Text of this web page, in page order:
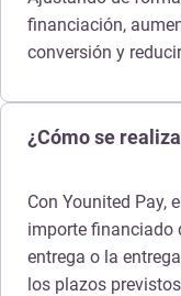
financiación,
conversión y
¿Cómo se
Con Younited Pay,
importe financiado
entrega o la
los plazos